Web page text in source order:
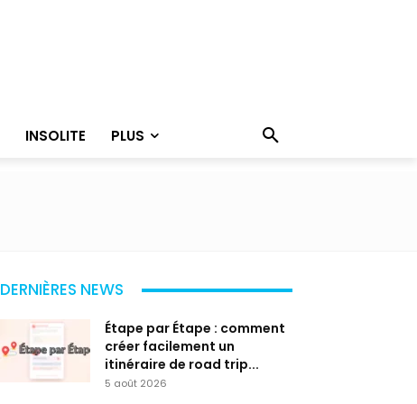
INSOLITE PLUS
DERNIÈRES NEWS
Étape par Étape : comment
créer facilement un
itinéraire de road trip...
5 août 2026